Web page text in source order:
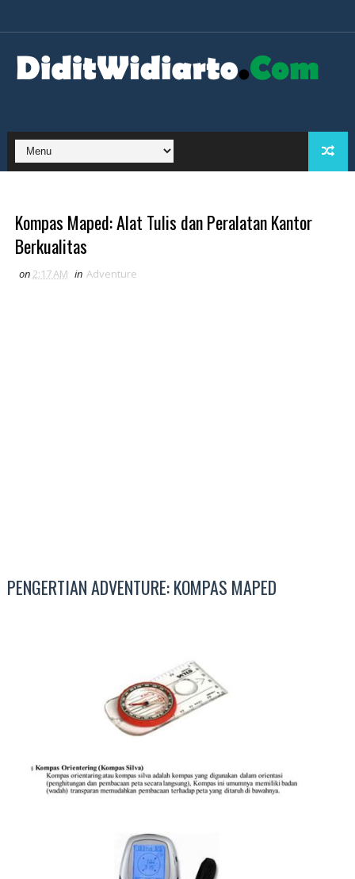
Kompas Maped: Alat Tulis dan Peralatan Kantor
Berkualitas
on2:17 AM in Adventure
PENGERTIAN ADVENTURE: KOMPAS MAPED